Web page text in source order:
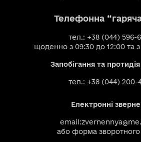
Телефонна “гаряча
тел.: +38 (044) 596-
щоденно з 09:30 до 12:00 та з
Запобігання та
тел.: +38 (044) 200-
Електронні
email:
або форма зворотного